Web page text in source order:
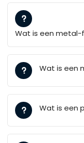
Wat is een
Wat is een
Wat is een